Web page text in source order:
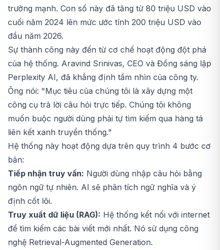
trưởng mạnh. Con số này đã tăng từ 80 triệu USD vào
cuối năm 2024 lên mức ước tính 200 triệu USD vào
đầu năm 2026.
Sự thành công này đến từ cơ chế hoạt động đột phá
của hệ thống. Aravind Srinivas, CEO và Đồng sáng lập
Perplexity AI, đã khẳng định tầm nhìn của công ty.
Ông nói: "Mục tiêu của chúng tôi là xây dựng một
công cụ trả lời câu hỏi trực tiếp. Chúng tôi không
muốn buộc người dùng phải tự tìm kiếm qua hàng tá
liên kết xanh truyền thống."
Hệ thống này hoạt động dựa trên quy trình 4 bước cơ
bản:
Tiếp nhận truy vấn: Người dùng nhập câu hỏi bằng
ngôn ngữ tự nhiên. AI sẽ phân tích ngữ nghĩa và ý
định cốt lõi.
Truy xuất dữ liệu (RAG): Hệ thống kết nối với internet
để tìm kiếm các bài viết mới nhất. Nó sử dụng công
nghệ Retrieval-Augmented Generation.